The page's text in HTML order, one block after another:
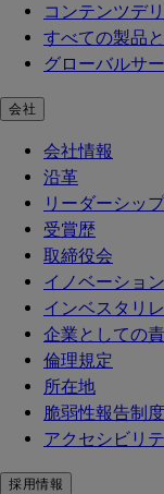
コンテンツデ
すべての製品
グローバルサ
会社
会社情報
沿革
リーダーシップ
受賞歴
取締役会
イノベーショ
インベスタリ
企業としての
倫理規定
所在地
脆弱性報告制度
アクセシビリ
採用情報